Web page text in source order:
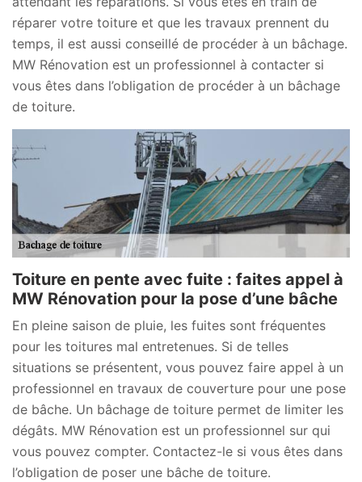
réparer votre toiture et que les travaux prennent du
temps, il est aussi conseillé de procéder à un bâchage.
MW Rénovation est un professionnel à contacter si
vous êtes dans l’obligation de procéder à un bâchage
de toiture.
Toiture en pente avec fuite : faites appel à
MW Rénovation pour la pose d’une bâche
En pleine saison de pluie, les fuites sont fréquentes
pour les toitures mal entretenues. Si de telles
situations se présentent, vous pouvez faire appel à un
professionnel en travaux de couverture pour une pose
de bâche. Un bâchage de toiture permet de limiter les
dégâts. MW Rénovation est un professionnel sur qui
vous pouvez compter. Contactez-le si vous êtes dans
l’obligation de poser une bâche de toiture.